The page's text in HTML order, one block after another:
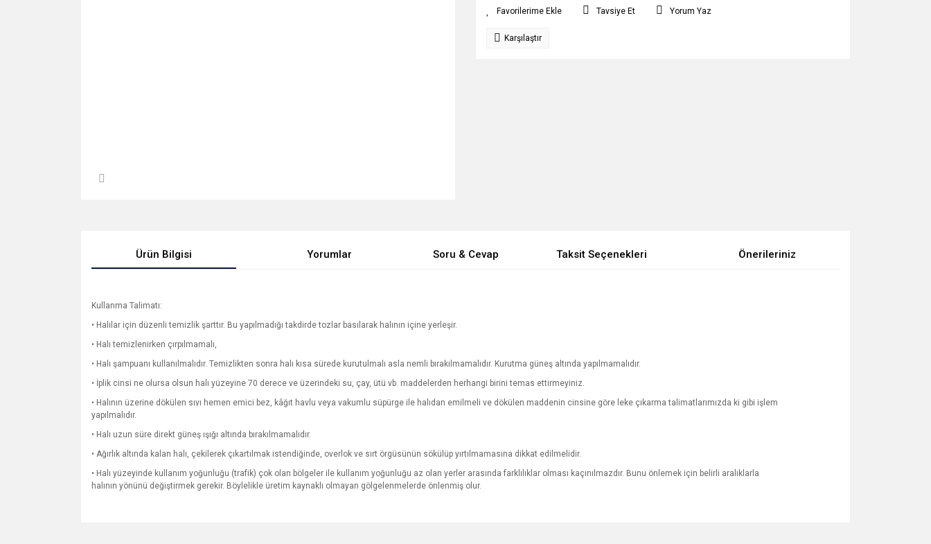
Tavsiye Et Yorum Yaz
Karşılaştır
Ürün Bilgisi Yorumlar Soru & Cevap Taksit Seçenekleri Önerileriniz
Kullanma Talimatı:
• Halılar için düzenli temizlik şarttır. Bu yapılmadığı takdirde tozlar basılarak halının içine yerleşir.
• Halı temizlenirken çırpılmamalı,
• Halı şampuanı kullanılmalıdır. Temizlikten sonra halı kısa sürede kurutulmalı asla nemli bırakılmamalıdır. Kurutma güneş altında yapılmamalıdır.
• İplik cinsi ne olursa olsun halı yüzeyine 70 derece ve üzerindeki su, çay, ütü vb. maddelerden herhangi birini temas ettirmeyiniz.
• Halının üzerine dökülen sıvı hemen emici bez, kâğıt havlu veya vakumlu süpürge ile halıdan emilmeli ve dökülen maddenin cinsine göre leke çıkarma talimatlarımızda ki gibi işlem
yapılmalıdır.
• Halı uzun süre direkt güneş ışığı altında bırakılmamalıdır.
• Ağırlık altında kalan halı, çekilerek çıkartılmak istendiğinde, overlok ve sırt örgüsünün sökülüp yırtılmamasına dikkat edilmelidir.
• Halı yüzeyinde kullanım yoğunluğu (trafik) çok olan bölgeler ile kullanım yoğunluğu az olan yerler arasında farklılıklar olması kaçınılmazdır. Bunu önlemek için belirli aralıklarla
halının yönünü değiştirmek gerekir. Böylelikle üretim kaynaklı olmayan gölgelenmelerde önlenmiş olur.